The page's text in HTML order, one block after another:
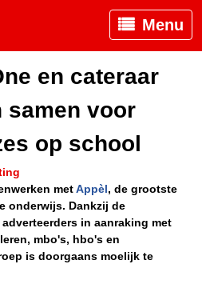
Menu
en cateraar
samen voor
op school
metAppèl, de grootste
onderwijs. Dankzij de
in aanraking met
mbo's, hbo's en
is doorgaans moelijk te